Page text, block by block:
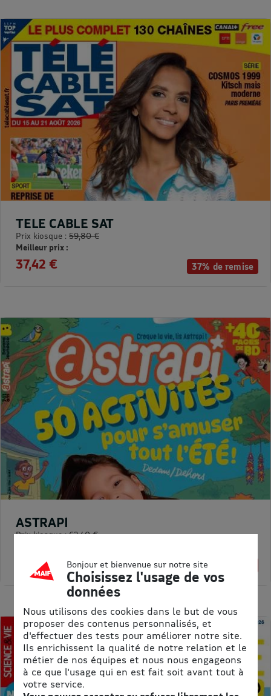
37% de remise
TELE CABLE SAT
Prix kiosque : 59,80 €
Meilleur prix :
37,42 €
1% de remise
ASTRAPI
Prix kiosque :62,40 €
61,75 € Bonjour et bienvenue sur notre site
Choisissez l'usage de vos
données
Nous utilisons des cookies dans le but de vous
proposer des contenus personnalisés, et
d'effectuer des tests pour améliorer notre site.
Ils enrichissent la qualité de notre relation et le
métier de nos équipes et nous nous engageons
à ce que l'usage qui en est fait soit avant tout à
votre service.